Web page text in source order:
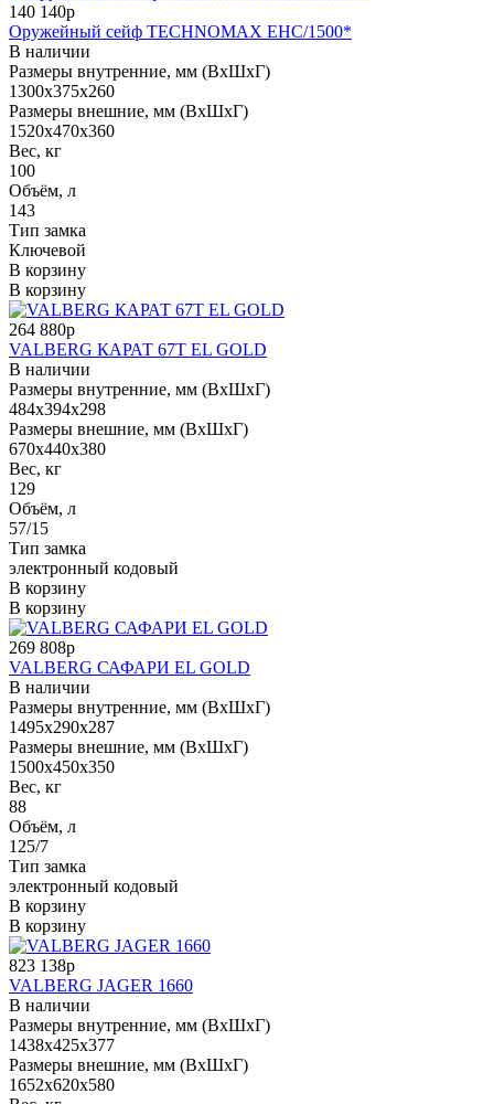
140 140р
Оружейный сейф TECHNOMAX EHC/1500*
В наличии
Размеры внутренние, мм (ВхШхГ)
1300x375x260
Размеры внешние, мм (ВхШхГ)
1520x470x360
Вес, кг
100
Объём, л
143
Тип замка
Ключевой
В корзину
В корзину
264 880р
VALBERG КАРАТ 67Т EL GOLD
В наличии
Размеры внутренние, мм (ВхШхГ)
484x394x298
Размеры внешние, мм (ВхШхГ)
670x440x380
Вес, кг
129
Объём, л
57/15
Тип замка
электронный кодовый
В корзину
В корзину
269 808р
VALBERG САФАРИ EL GOLD
В наличии
Размеры внутренние, мм (ВхШхГ)
1495x290x287
Размеры внешние, мм (ВхШхГ)
1500x450x350
Вес, кг
88
Объём, л
125/7
Тип замка
электронный кодовый
В корзину
В корзину
823 138р
VALBERG JAGER 1660
В наличии
Размеры внутренние, мм (ВхШхГ)
1438x425x377
Размеры внешние, мм (ВхШхГ)
1652x620x580